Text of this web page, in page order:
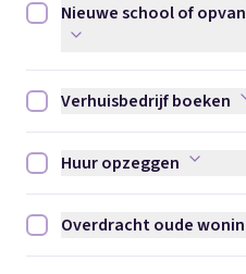
Nieuwe school of opvang
Nieuwe school of
Verhuisbedrijf boeken
Verhuisbedrijf boeken
Huur opzeggen afvinken
Huur opzeggen
Overdracht oude woning
Overdracht oude